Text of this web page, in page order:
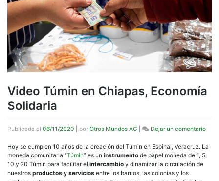
Video Túmin en Chiapas, Economía
Solidaria
Publicada el 06/11/2020 por Otros Mundos AC Dejar un comentarioen
en
Hoy se cumplen 10 años de la creación del Túmin en Espinal, Veracruz. La
moneda comunitaria “Túmin” es un instrumento de papel moneda de 1, 5,
10 y 20 Túmin para facilitar el intercambio y dinamizar la circulación de
nuestros productos y servicios entre los barrios, las colonias y los